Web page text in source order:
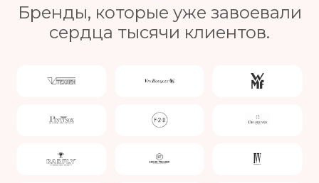
Бренды, которые уже завоевали
сердца тысячи клиентов.